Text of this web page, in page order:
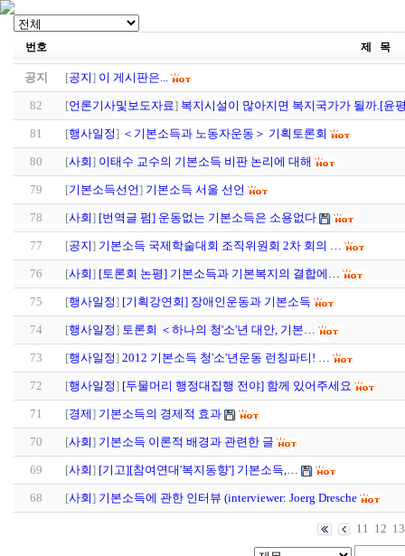
번호 제 목
공지 [공지] 이 게시판은...
82 [언론기사및보도자료] 복지시설이 많아지면 복지국가가 될까.[윤
81 [행사일정] ＜기본소득과 노동자운동＞ 기획토론회
80 [사회] 이태수 교수의 기본소득 비판 논리에 대해
79 [기본소득선언] 기본소득 서울 선언
78 [사회] [번역글 펌] 운동없는 기본소득은 소용없다
77 [공지] 기본소득 국제학술대회 조직위원회 2차 회의 …
76 [사회] [토론회 논평] 기본소득과 기본복지의 결합에…
75 [행사일정] [기획강연회] 장애인운동과 기본소득
74 [행사일정] 토론회 ＜하나의 청'소'년 대안, 기본…
73 [행사일정] 2012 기본소득 청'소'년운동 런칭파티! …
72 [행사일정] [두물머리 행정대집행 전야] 함께 있어주세요
71 [경제] 기본소득의 경제적 효과
70 [사회] 기본소득 이론적 배경과 관련한 글
69 [사회] [기고][참여연대'복지동향'] 기본소득,…
68 [사회] 기본소득에 관한 인터뷰 (interviewer: Joerg Dresche
11 12 13